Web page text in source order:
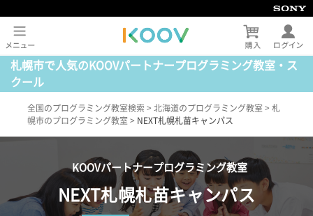
札幌市で人気のKOOVパートナープログラミング教室・ス
クール
全国のプログラミング教室検索 > 北海道のプログラミング教室 > 札
幌市のプログラミング教室 > NEXT札幌札苗キャンパス
KOOVパートナープログラミング教室
NEXT札幌札苗キャンパス